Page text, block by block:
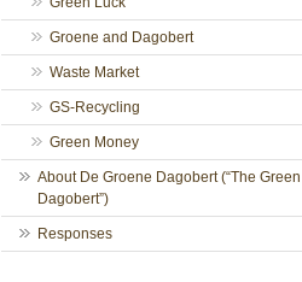
Groene and Dagobert
Waste Market
GS-Recycling
Green Money
About De Groene Dagobert (“The Green
Dagobert”)
Responses